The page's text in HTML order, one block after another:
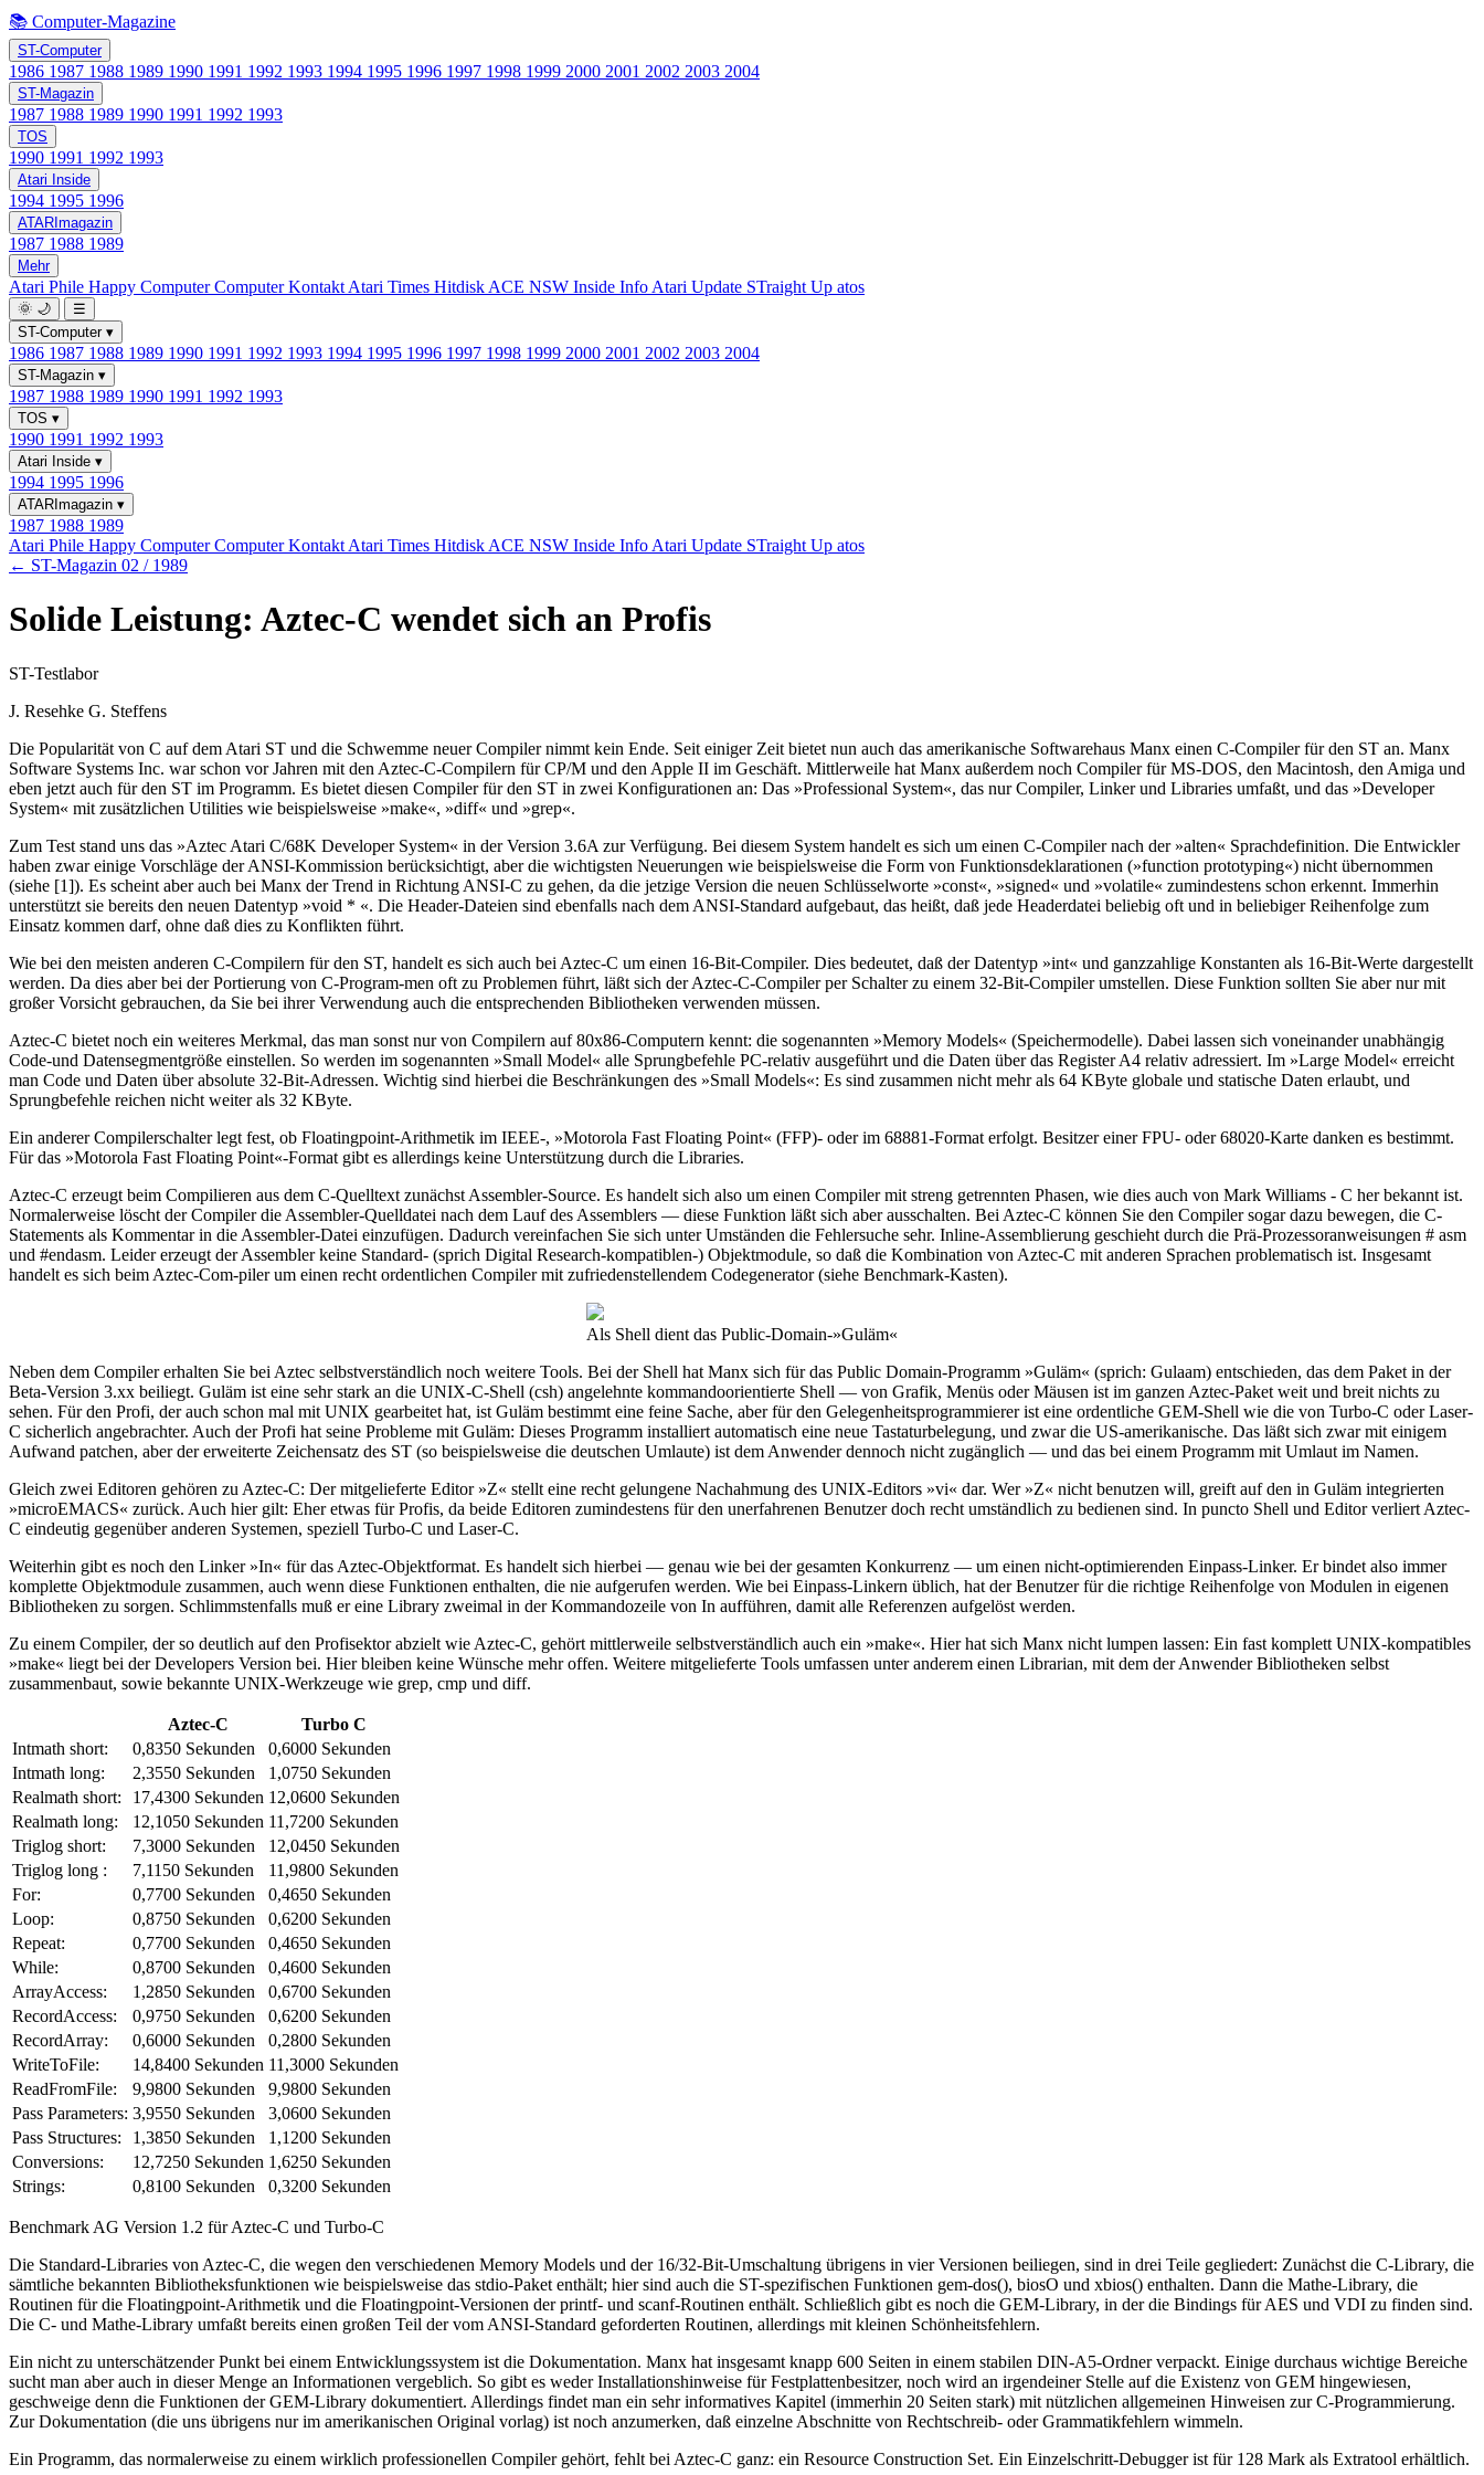
📚 Computer-Magazine
ST-Computer
1986 1987 1988 1989 1990 1991 1992 1993 1994 1995 1996 1997 1998 1999 2000 2001 2002 2003 2004
ST-Magazin
1987 1988 1989 1990 1991 1992 1993
TOS
1990 1991 1992 1993
Atari Inside
1994 1995 1996
ATARImagazin
1987 1988 1989
Mehr
Atari Phile Happy ComputerComputer Kontakt Atari Times Hitdisk ACE NSW Inside Info Atari Update STraight Up atos
🌞 🌙
☰
ST-Computer ▾
1986 1987 1988 1989 1990 1991 1992 1993 1994 1995 1996 1997 1998 1999 2000 2001 2002 2003 2004
ST-Magazin ▾
1987 1988 1989 1990 1991 1992 1993
TOS ▾
1990 1991 1992 1993
Atari Inside ▾
1994 1995 1996
ATARImagazin ▾
1987 1988 1989
Atari Phile Happy ComputerComputer Kontakt Atari Times Hitdisk ACE NSW Inside Info Atari Update STraight Up atos
← ST-Magazin 02 / 1989
Solide Leistung: Aztec-C wendet sich an Profis
ST-Testlabor
J. Resehke G. Steffens
Die Popularität von C auf dem Atari ST und die Schwemme neuer Compiler nimmt kein Ende. Seit einiger Zeit bietet nun auch das amerikanische Softwarehaus Manx einen C-Compiler für den ST an. Manx
Software Systems Inc. war schon vor Jahren mit den Aztec-C-Compilern für CP/M und den Apple II im Geschäft. Mittlerweile hat Manx außerdem noch Compiler für MS-DOS, den Macintosh, den Amiga und
eben jetzt auch für den ST im Programm. Es bietet diesen Compiler für den ST in zwei Konfigurationen an: Das »Professional System«, das nur Compiler, Linker und Libraries umfaßt, und das »Developer
System« mit zusätzlichen Utilities wie beispielsweise »make«, »diff« und »grep«.
Zum Test stand uns das »Aztec Atari C/68K Developer System« in der Version 3.6A zur Verfügung. Bei diesem System handelt es sich um einen C-Compiler nach der »alten« Sprachdefinition. Die Entwickler
haben zwar einige Vorschläge der ANSI-Kommission berücksichtigt, aber die wichtigsten Neuerungen wie beispielsweise die Form von Funktionsdeklarationen (»function prototyping«) nicht übernommen
(siehe [1]). Es scheint aber auch bei Manx der Trend in Richtung ANSI-C zu gehen, da die jetzige Version die neuen Schlüsselworte »const«, »signed« und »volatile« zumindestens schon erkennt. Immerhin
unterstützt sie bereits den neuen Datentyp »void * «. Die Header-Dateien sind ebenfalls nach dem ANSI-Standard aufgebaut, das heißt, daß jede Headerdatei beliebig oft und in beliebiger Reihenfolge zum
Einsatz kommen darf, ohne daß dies zu Konflikten führt.
Wie bei den meisten anderen C-Compilern für den ST, handelt es sich auch bei Aztec-C um einen 16-Bit-Compiler. Dies bedeutet, daß der Datentyp »int« und ganzzahlige Konstanten als 16-Bit-Werte dargestellt
werden. Da dies aber bei der Portierung von C-Program-men oft zu Problemen führt, läßt sich der Aztec-C-Compiler per Schalter zu einem 32-Bit-Compiler umstellen. Diese Funktion sollten Sie aber nur mit
großer Vorsicht gebrauchen, da Sie bei ihrer Verwendung auch die entsprechenden Bibliotheken verwenden müssen.
Aztec-C bietet noch ein weiteres Merkmal, das man sonst nur von Compilern auf 80x86-Computern kennt: die sogenannten »Memory Models« (Speichermodelle). Dabei lassen sich voneinander unabhängig
Code-und Datensegmentgröße einstellen. So werden im sogenannten »Small Model« alle Sprungbefehle PC-relativ ausgeführt und die Daten über das Register A4 relativ adressiert. Im »Large Model« erreicht
man Code und Daten über absolute 32-Bit-Adressen. Wichtig sind hierbei die Beschränkungen des »Small Models«: Es sind zusammen nicht mehr als 64 KByte globale und statische Daten erlaubt, und
Sprungbefehle reichen nicht weiter als 32 KByte.
Ein anderer Compilerschalter legt fest, ob Floatingpoint-Arithmetik im IEEE-, »Motorola Fast Floating Point« (FFP)- oder im 68881-Format erfolgt. Besitzer einer FPU- oder 68020-Karte danken es bestimmt.
Für das »Motorola Fast Floating Point«-Format gibt es allerdings keine Unterstützung durch die Libraries.
Aztec-C erzeugt beim Compilieren aus dem C-Quelltext zunächst Assembler-Source. Es handelt sich also um einen Compiler mit streng getrennten Phasen, wie dies auch von Mark Williams - C her bekannt ist.
Normalerweise löscht der Compiler die Assembler-Quelldatei nach dem Lauf des Assemblers — diese Funktion läßt sich aber ausschalten. Bei Aztec-C können Sie den Compiler sogar dazu bewegen, die C-
Statements als Kommentar in die Assembler-Datei einzufügen. Dadurch vereinfachen Sie sich unter Umständen die Fehlersuche sehr. Inline-Assemblierung geschieht durch die Prä-Prozessoranweisungen # asm
und #endasm. Leider erzeugt der Assembler keine Standard- (sprich Digital Research-kompatiblen-) Objektmodule, so daß die Kombination von Aztec-C mit anderen Sprachen problematisch ist. Insgesamt
handelt es sich beim Aztec-Com-piler um einen recht ordentlichen Compiler mit zufriedenstellendem Codegenerator (siehe Benchmark-Kasten).
Als Shell dient das Public-Domain-»Guläm«
Neben dem Compiler erhalten Sie bei Aztec selbstverständlich noch weitere Tools. Bei der Shell hat Manx sich für das Public Domain-Programm »Guläm« (sprich: Gulaam) entschieden, das dem Paket in der
Beta-Version 3.xx beiliegt. Guläm ist eine sehr stark an die UNIX-C-Shell (csh) angelehnte kommandoorientierte Shell — von Grafik, Menüs oder Mäusen ist im ganzen Aztec-Paket weit und breit nichts zu
sehen. Für den Profi, der auch schon mal mit UNIX gearbeitet hat, ist Guläm bestimmt eine feine Sache, aber für den Gelegenheitsprogrammierer ist eine ordentliche GEM-Shell wie die von Turbo-C oder Laser-
C sicherlich angebrachter. Auch der Profi hat seine Probleme mit Guläm: Dieses Programm installiert automatisch eine neue Tastaturbelegung, und zwar die US-amerikanische. Das läßt sich zwar mit einigem
Aufwand patchen, aber der erweiterte Zeichensatz des ST (so beispielsweise die deutschen Umlaute) ist dem Anwender dennoch nicht zugänglich — und das bei einem Programm mit Umlaut im Namen.
Gleich zwei Editoren gehören zu Aztec-C: Der mitgelieferte Editor »Z« stellt eine recht gelungene Nachahmung des UNIX-Editors »vi« dar. Wer »Z« nicht benutzen will, greift auf den in Guläm integrierten
»microEMACS« zurück. Auch hier gilt: Eher etwas für Profis, da beide Editoren zumindestens für den unerfahrenen Benutzer doch recht umständlich zu bedienen sind. In puncto Shell und Editor verliert Aztec-
C eindeutig gegenüber anderen Systemen, speziell Turbo-C und Laser-C.
Weiterhin gibt es noch den Linker »In« für das Aztec-Objektformat. Es handelt sich hierbei — genau wie bei der gesamten Konkurrenz — um einen nicht-optimierenden Einpass-Linker. Er bindet also immer
komplette Objektmodule zusammen, auch wenn diese Funktionen enthalten, die nie aufgerufen werden. Wie bei Einpass-Linkern üblich, hat der Benutzer für die richtige Reihenfolge von Modulen in eigenen
Bibliotheken zu sorgen. Schlimmstenfalls muß er eine Library zweimal in der Kommandozeile von In aufführen, damit alle Referenzen aufgelöst werden.
Zu einem Compiler, der so deutlich auf den Profisektor abzielt wie Aztec-C, gehört mittlerweile selbstverständlich auch ein »make«. Hier hat sich Manx nicht lumpen lassen: Ein fast komplett UNIX-kompatibles
»make« liegt bei der Developers Version bei. Hier bleiben keine Wünsche mehr offen. Weitere mitgelieferte Tools umfassen unter anderem einen Librarian, mit dem der Anwender Bibliotheken selbst
zusammenbaut, sowie bekannte UNIX-Werkzeuge wie grep, cmp und diff.
Aztec-C
Turbo C
Intmath short:
0,8350 Sekunden
0,6000 Sekunden
Intmath long:
2,3550 Sekunden
1,0750 Sekunden
Realmath short:
17,4300 Sekunden 12,0600 Sekunden
Realmath long:
12,1050 Sekunden 11,7200 Sekunden
Triglog short:
7,3000 Sekunden
12,0450 Sekunden
Triglog long :
7,1150 Sekunden
11,9800 Sekunden
For:
0,7700 Sekunden
0,4650 Sekunden
Loop:
0,8750 Sekunden
0,6200 Sekunden
Repeat:
0,7700 Sekunden
0,4650 Sekunden
While:
0,8700 Sekunden
0,4600 Sekunden
ArrayAccess:
1,2850 Sekunden
0,6700 Sekunden
RecordAccess:
0,9750 Sekunden
0,6200 Sekunden
RecordArray:
0,6000 Sekunden
0,2800 Sekunden
WriteToFile:
14,8400 Sekunden 11,3000 Sekunden
ReadFromFile:
9,9800 Sekunden
9,9800 Sekunden
Pass Parameters: 3,9550 Sekunden
3,0600 Sekunden
Pass Structures:
1,3850 Sekunden
1,1200 Sekunden
Conversions:
12,7250 Sekunden 1,6250 Sekunden
Strings:
0,8100 Sekunden 0,3200 Sekunden
Benchmark AG Version 1.2 für Aztec-C und Turbo-C
Die Standard-Libraries von Aztec-C, die wegen den verschiedenen Memory Models und der 16/32-Bit-Umschaltung übrigens in vier Versionen beiliegen, sind in drei Teile gegliedert: Zunächst die C-Library, die
sämtliche bekannten Bibliotheksfunktionen wie beispielsweise das stdio-Paket enthält; hier sind auch die ST-spezifischen Funktionen gem-dos(), biosO und xbios() enthalten. Dann die Mathe-Library, die
Routinen für die Floatingpoint-Arithmetik und die Floatingpoint-Versionen der printf- und scanf-Routinen enthält. Schließlich gibt es noch die GEM-Library, in der die Bindings für AES und VDI zu finden sind.
Die C- und Mathe-Library umfaßt bereits einen großen Teil der vom ANSI-Standard geforderten Routinen, allerdings mit kleinen Schönheitsfehlern.
Ein nicht zu unterschätzender Punkt bei einem Entwicklungssystem ist die Dokumentation. Manx hat insgesamt knapp 600 Seiten in einem stabilen DIN-A5-Ordner verpackt. Einige durchaus wichtige Bereiche
sucht man aber auch in dieser Menge an Informationen vergeblich. So gibt es weder Installationshinweise für Festplattenbesitzer, noch wird an irgendeiner Stelle auf die Existenz von GEM hingewiesen,
geschweige denn die Funktionen der GEM-Library dokumentiert. Allerdings findet man ein sehr informatives Kapitel (immerhin 20 Seiten stark) mit nützlichen allgemeinen Hinweisen zur C-Programmierung.
Zur Dokumentation (die uns übrigens nur im amerikanischen Original vorlag) ist noch anzumerken, daß einzelne Abschnitte von Rechtschreib- oder Grammatikfehlern wimmeln.
Ein Programm, das normalerweise zu einem wirklich professionellen Compiler gehört, fehlt bei Aztec-C ganz: ein Resource Construction Set. Ein Einzelschritt-Debugger ist für 128 Mark als Extratool erhältlich.